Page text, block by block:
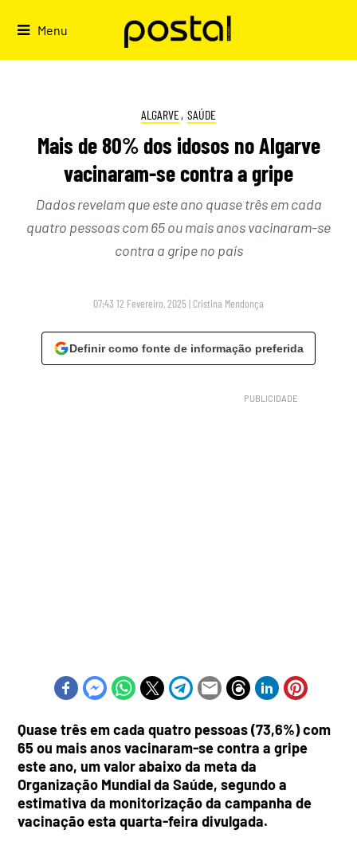
Menu
ALGARVE, SAÚDE
Mais de 80% dos idosos no Algarve
vacinaram-se contra a gripe
Dados revelam que este ano quase três em cada
quatro pessoas com 65 ou mais anos vacinaram-se
contra a gripe no país
07:43 12 Fevereiro, 2025 | Cristina Mendonça
Definir como fonte de informação preferida
Quase três em cada quatro pessoas (73,6%) com
65 ou mais anos vacinaram-se contra a gripe
este ano, um valor abaixo da meta da
Organização Mundial da Saúde, segundo a
estimativa da monitorização da campanha de
vacinação esta quarta-feira divulgada.